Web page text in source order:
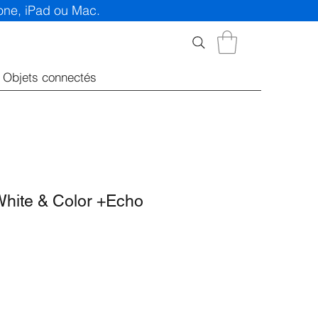
iPad ou Mac.
Objets connectés
& Color +Echo